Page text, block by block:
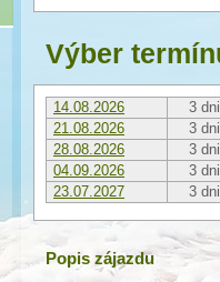
Výber
14.08.2026
3 dni
21.08.2026
3 dni
28.08.2026
3 dni
04.09.2026
3 dni
23.07.2027
3 dni
Popis zájazdu